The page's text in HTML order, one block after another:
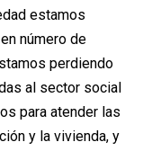
estamos
número de
perdiendo
al sector social
para atender las
y la vivienda, y